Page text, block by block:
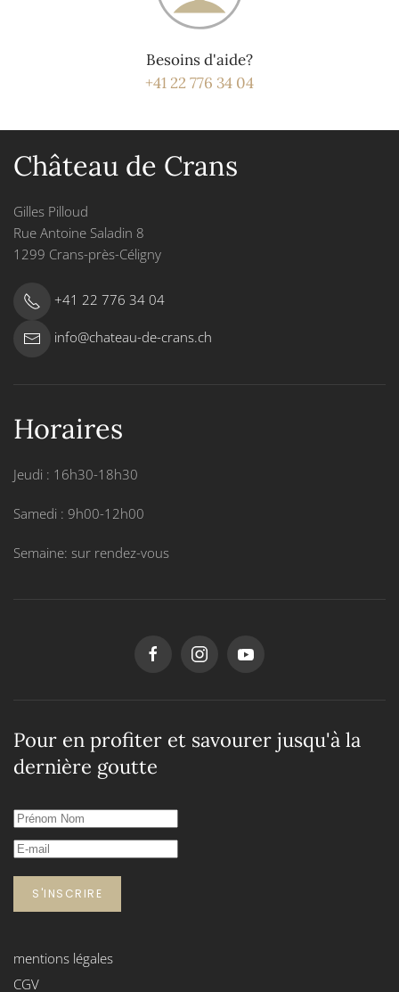
Besoins d'aide?
+41 22 776 34 04
Château de Crans
Gilles Pilloud
Rue Antoine Saladin 8
1299 Crans-près-Céligny
+41 22 776 34 04
info@chateau-de-crans.ch
Horaires
Jeudi : 16h30-18h30
Samedi : 9h00-12h00
Semaine: sur rendez-vous
Pour en profiter et savourer jusqu'à la
dernière goutte
S'INSCRIRE
mentions légales
CGV